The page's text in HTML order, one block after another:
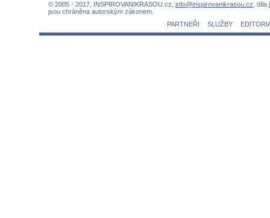
© 2005 - 2017, INSPIROVANIKRASOU.cz, info@inspirovanikrasou.cz, díla
jsou chráněna autorským zákonem.
PARTNEŘI
SLUŽBY